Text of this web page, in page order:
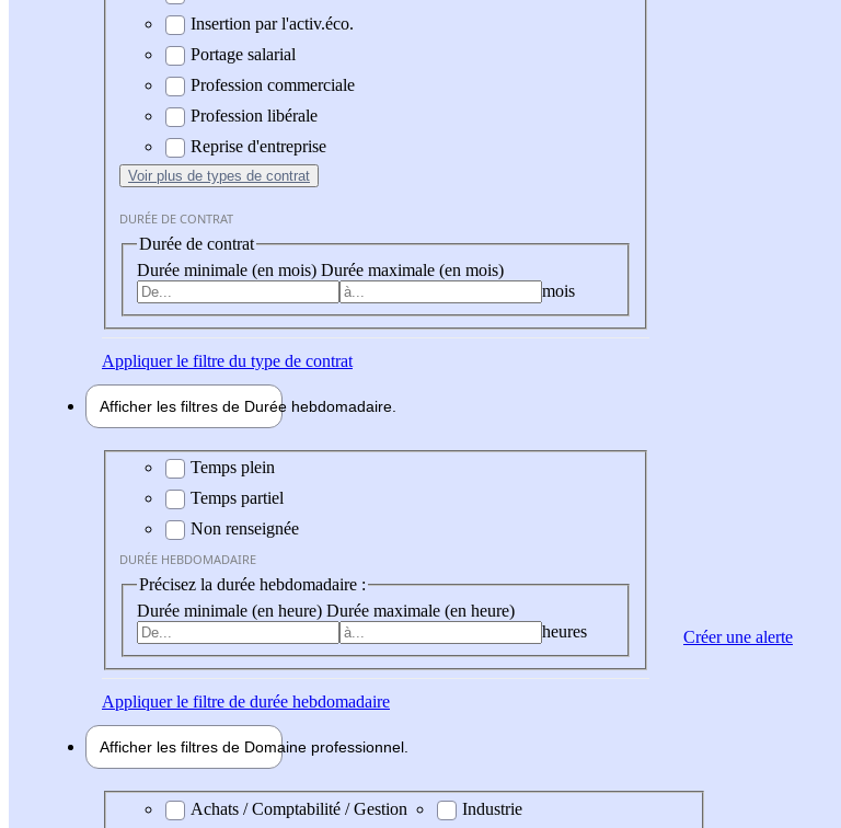
Insertion par l'activ.éco.
Portage salarial
Profession commerciale
Profession libérale
Reprise d'entreprise
Voir plus de types de contrat
DURÉE DE CONTRAT
Durée de contrat
Durée minimale (en mois) Durée maximale (en mois)
mois
Appliquerle filtre du type de contrat
Afficher les filtres de Durée hebdomadaire
Durée hebdomadaire
Temps plein
Temps partiel
Non renseignée
DURÉE HEBDOMADAIRE
Précisez la durée hebdomadaire :
Durée minimale (en heure) Durée maximale (en heure)
heures
Appliquerle filtre de durée hebdomadaire
Afficher les filtres de Domaine professionnel
Domaine professionel
Achats / Comptabilité / Gestion
Industrie
Créer une alerte